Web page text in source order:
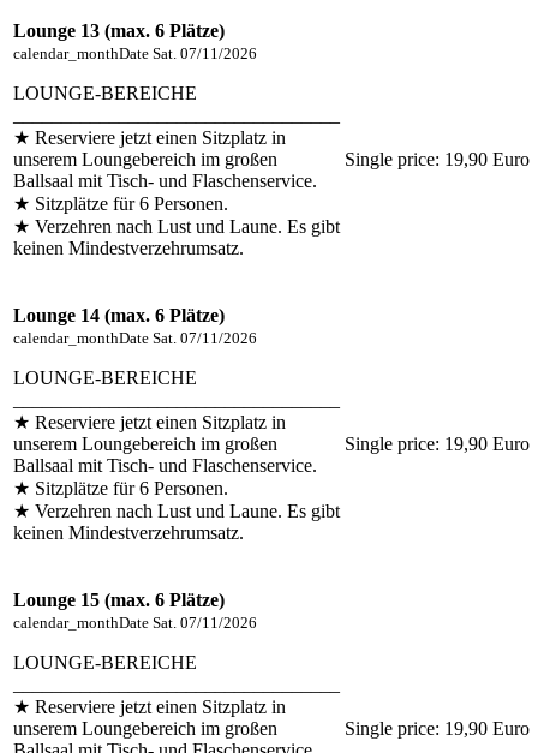
Lounge 13 (max. 6 Plätze)
calendar_monthDate Sat. 07/11/2026
LOUNGE-BEREICHE
★ Reserviere jetzt einen Sitzplatz in
unserem Loungebereich im großen
Ballsaal mit Tisch- und Flaschenservice.
★ Sitzplätze für 6 Personen.
★ Verzehren nach Lust und Laune. Es gibt
keinen Mindestverzehrumsatz.
Single price: 19,90 Euro
Lounge 14 (max. 6 Plätze)
calendar_monthDate Sat. 07/11/2026
LOUNGE-BEREICHE
★ Reserviere jetzt einen Sitzplatz in
unserem Loungebereich im großen
Ballsaal mit Tisch- und Flaschenservice.
★ Sitzplätze für 6 Personen.
★ Verzehren nach Lust und Laune. Es gibt
keinen Mindestverzehrumsatz.
Single price: 19,90 Euro
Lounge 15 (max. 6 Plätze)
calendar_monthDate Sat. 07/11/2026
LOUNGE-BEREICHE
★ Reserviere jetzt einen Sitzplatz in
unserem Loungebereich im großen
Single price: 19,90 Euro